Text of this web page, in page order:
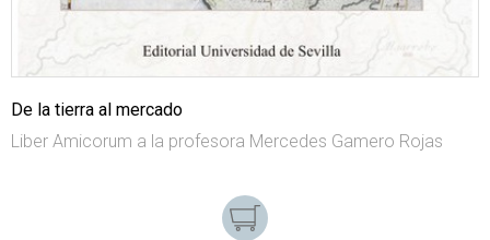
De la tierra al mercado
Liber Amicorum a la profesora Mercedes Gamero Rojas